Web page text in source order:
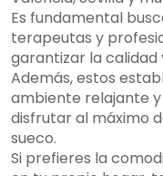
Es fundamental
terapeutas y
garantizar la calidad
Además, estos
ambiente relajante
disfrutar al máximo
sueco.
Si prefieres la